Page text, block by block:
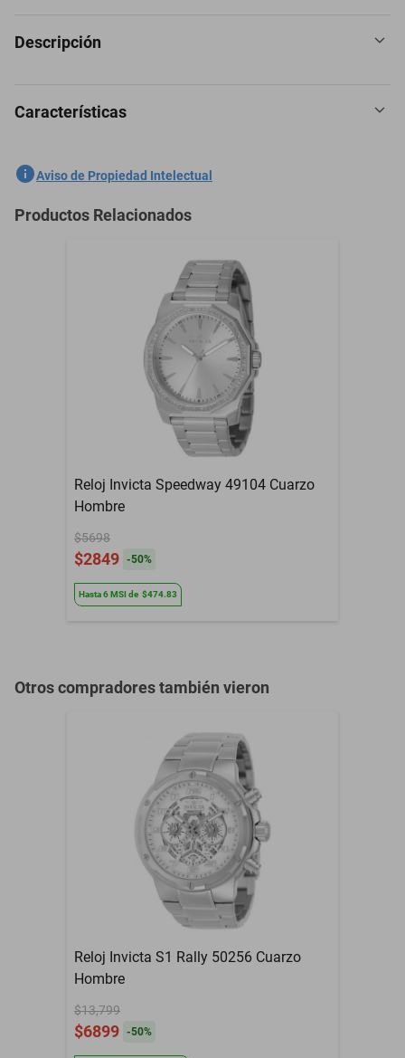
Descripción
Reloj Invicta 48368 Hombres Negro
Características
SKU
Marca
Silicona
Material de la Correa Silicona
Material del Cristal Flame Fusion
Resistencia al Agua Si
Negro
Negro
Color Extensible Negro
Contenido del Empaque
Garantía con Proveedor
Aviso de Propiedad Intelectual
Productos Relacionados
Reloj Invicta Speedway 49104 Cuarzo
Hombre
$5698
$2849 -50%
Hasta6MSIde $474.83
Otros compradores también vieron
Reloj Invicta S1 Rally 50256 Cuarzo
Hombre
$13,799
$6899 -50%